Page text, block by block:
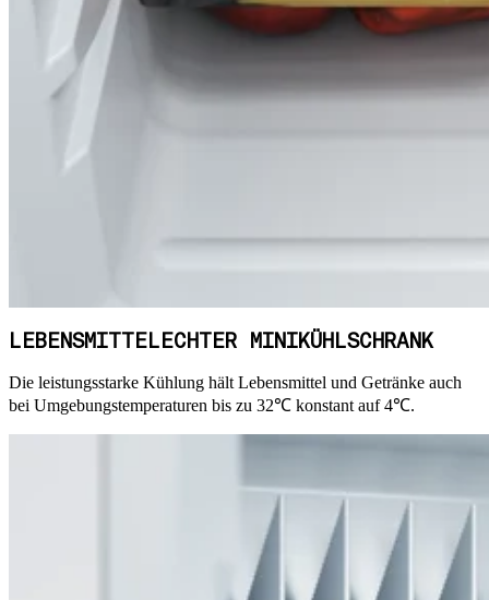
LEBENSMITTELECHTER MINIKÜHLSCHRANK
Die leistungsstarke Kühlung hält Lebensmittel und Getränke auch
bei Umgebungstemperaturen bis zu 32℃ konstant auf 4℃.